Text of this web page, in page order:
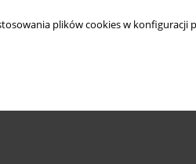
plików cookies w konfiguracji